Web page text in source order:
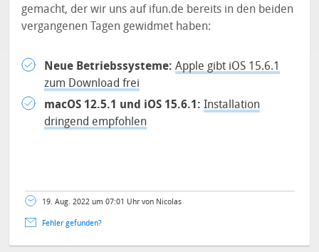
gemacht, der wir uns auf ifun.de bereits in den beiden
vergangenen Tagen gewidmet haben:
Neue Betriebssysteme: Apple gibt iOS 15.6.1
zum Download frei
macOS 12.5.1 und iOS 15.6.1: Installation
dringend empfohlen
19. Aug. 2022 um 07:01 Uhr von Nicolas
Fehler gefunden?